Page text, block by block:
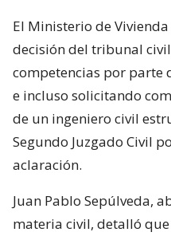
El Ministerio de
decisión del tribunal
competencias por parte
e incluso solicitando
de un ingeniero civil
Segundo Juzgado Civil
aclaración.
Juan Pablo Sepúlveda,
materia civil, detalló